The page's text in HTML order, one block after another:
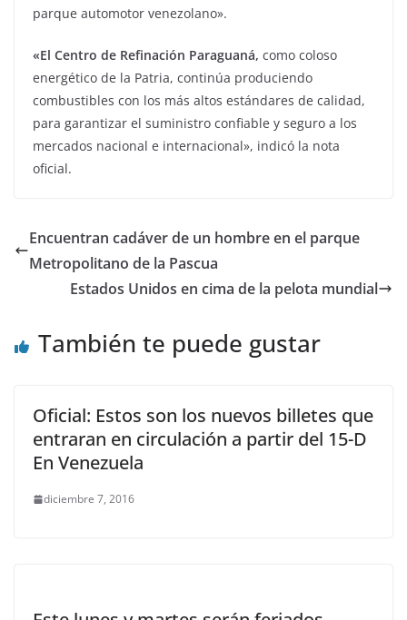
parque automotor venezolano».
«El Centro de Refinación Paraguaná, como coloso
energético de la Patria, continúa produciendo
combustibles con los más altos estándares de calidad,
para garantizar el suministro confiable y seguro a los
mercados nacional e internacional», indicó la nota
oficial.
Encuentran cadáver de un hombre en el parque
Metropolitano de la Pascua
Estados Unidos en cima de la pelota mundial
También te puede gustar
Oficial: Estos son los nuevos billetes que
entraran en circulación a partir del 15-D
En Venezuela
diciembre 7, 2016